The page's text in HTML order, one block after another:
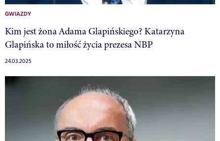
GWIAZDY
Kim jest żona Adama Glapińskiego? Katarzyna
Glapińska to miłość życia prezesa NBP
24.03.2025